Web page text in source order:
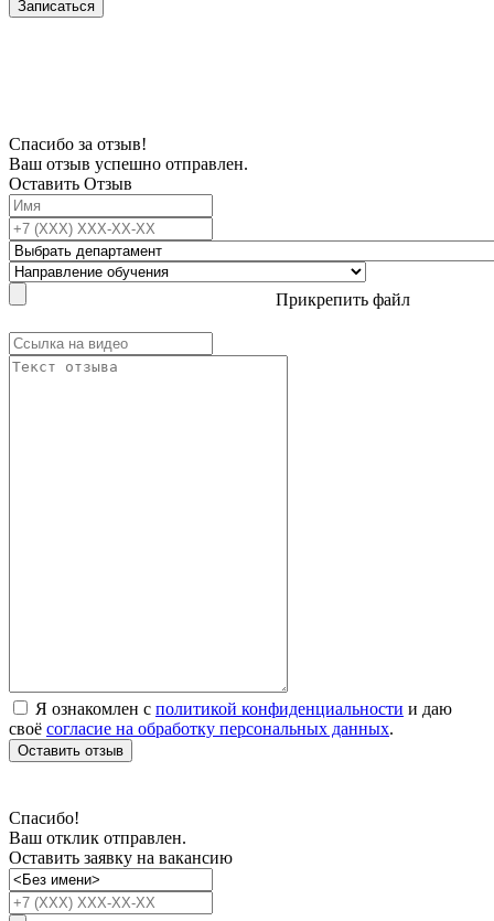
Записаться
Спасибо за отзыв!
Ваш отзыв успешно отправлен.
Оставить Отзыв
Прикрепить файл
Я ознакомлен с политикой конфиденциальности и даю
своё согласие на обработку персональных данных.
Оставить отзыв
Спасибо!
Ваш отклик отправлен.
Оставить заявку на вакансию